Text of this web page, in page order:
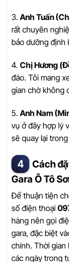
3. Anh Tuấn
rất chuyên
bảo dưỡng định
4. Chị Hương
đáo. Tôi mang
gian chờ không
5. Anh Nam
vụ ở đây hợp lý
sẽ quay lại
Cách
Gara Ô Tô
Để thuận tiện
số điện thoại
hàng nên gọi
gara, đặc biệt
chính. Thời gian
các ngày trong